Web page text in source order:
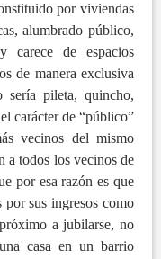
por viviendas
alumbrado público,
carece de espacios
de manera exclusiva
sería pileta, quincho,
carácter de “público”
vecinos del mismo
a todos los vecinos de
por esa razón es que
sus ingresos como
a jubilarse, no
casa en un barrio